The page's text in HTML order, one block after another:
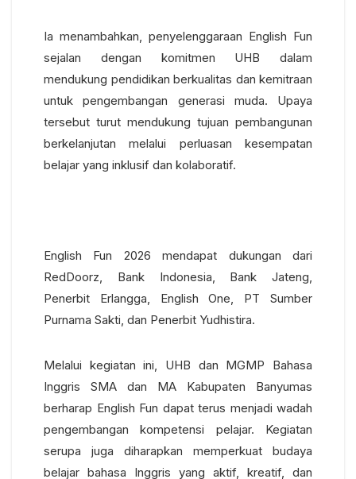
Ia menambahkan, penyelenggaraan English Fun
sejalan dengan komitmen UHB dalam
mendukung pendidikan berkualitas dan kemitraan
untuk pengembangan generasi muda. Upaya
tersebut turut mendukung tujuan pembangunan
berkelanjutan melalui perluasan kesempatan
belajar yang inklusif dan kolaboratif.
English Fun 2026 mendapat dukungan dari
RedDoorz, Bank Indonesia, Bank Jateng,
Penerbit Erlangga, English One, PT Sumber
Purnama Sakti, dan Penerbit Yudhistira.
Melalui kegiatan ini, UHB dan MGMP Bahasa
Inggris SMA dan MA Kabupaten Banyumas
berharap English Fun dapat terus menjadi wadah
pengembangan kompetensi pelajar. Kegiatan
serupa juga diharapkan memperkuat budaya
belajar bahasa Inggris yang aktif, kreatif, dan